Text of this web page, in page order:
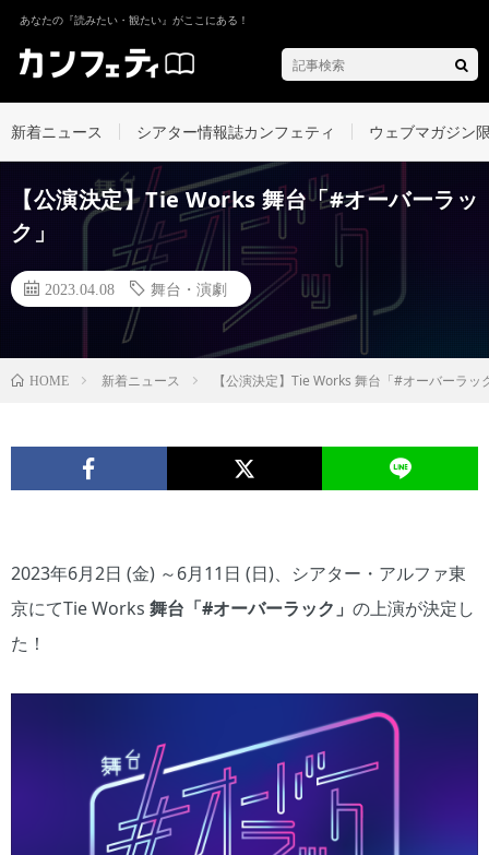
あなたの『読みたい・観たい』がここにある！
新着ニュース シアター情報誌カンフェティ ウェブマガジン
【公演決定】Tie Works 舞台「#オーバーラッ
ク」
2023.04.08 舞台・演劇
HOME 新着ニュース 【公演決定】Tie Works 舞台「#オーバーラッ
2023年6月2日 (金) ～6月11日 (日)、シアター・アルファ東
京にてTie Works 舞台「#オーバーラック」 の上演が決定し
た！